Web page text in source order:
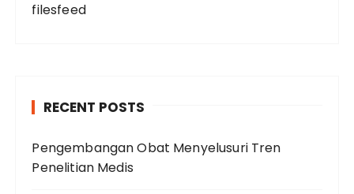
filesfeed
RECENT POSTS
Pengembangan Obat Menyelusuri Tren
Penelitian Medis